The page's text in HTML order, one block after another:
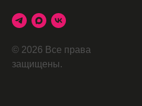
© 2026 Все права
защищены.